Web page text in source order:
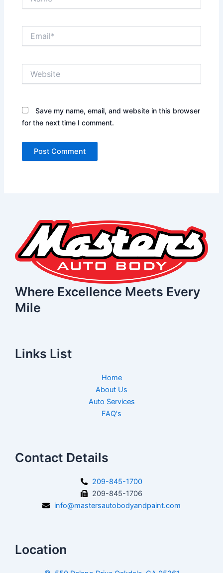
Save my name, email, and website in this browser
for the next time I comment.
Where Excellence Meets Every
Mile
Links List
Home
About Us
Auto Services
FAQ's
Contact Details
209-845-1700
209-845-1706
info@mastersautobodyandpaint.com
Location